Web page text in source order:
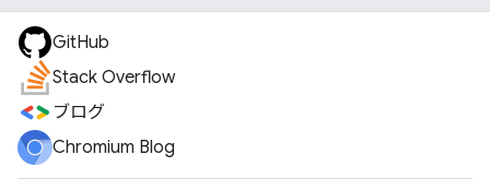
GitHub
Stack Overflow
ブログ
Chromium Blog